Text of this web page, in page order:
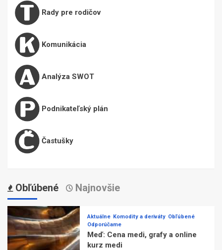
Rady pre rodičov
Komunikácia
Analýza SWOT
Podnikateľský plán
Častušky
Obľúbené Najnovšie
Aktuálne Komodity a deriváty Obľúbené
Odporúčame
Meď: Cena medi, grafy a online
kurz medi